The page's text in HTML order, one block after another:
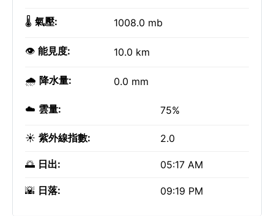
🌡️ 氣壓: 1008.0 mb
👁️ 能見度: 10.0 km
🌧️ 降水量: 0.0 mm
☁️ 雲量: 75%
☀️ 紫外線指數: 2.0
🌅 日出: 05:17 AM
🌇 日落: 09:19 PM